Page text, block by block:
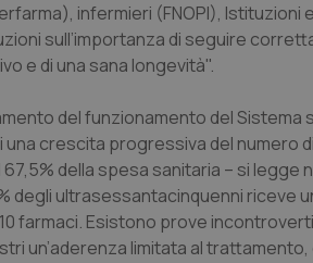
infermieri (FNOPI), Istituzioni
sull’importanza di seguire
e di una sana longevità".
del funzionamento del Sistema
crescita progressiva del numero di
67,5% della spesa sanitaria – si
degli ultrasessantacinquenni riceve
farmaci. Esistono prove
un’aderenza limitata al